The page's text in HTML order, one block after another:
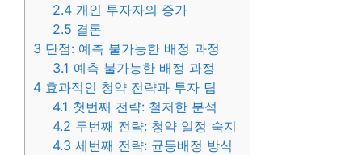
2.4 개인 투자자의 증가
2.5 결론
3 단점: 예측 불가능한 배정 과정
3.1 예측 불가능한 배정 과정
4 효과적인 청약 전략과 투자 팁
4.1 첫번째 전략: 철저한 분석
4.2 두번째 전략: 청약 일정 숙지
4.3 세번째 전략: 균등배정 방식